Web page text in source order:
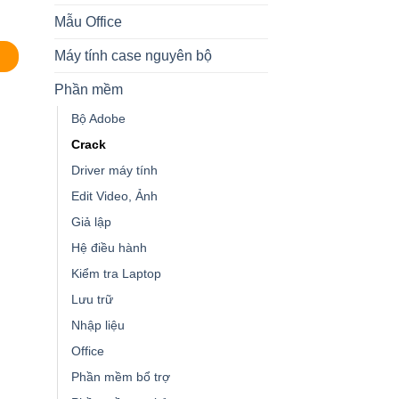
Mẫu Office
Máy tính case nguyên bộ
Phần mềm
Bộ Adobe
Crack
Driver máy tính
Edit Video, Ảnh
Giả lập
Hệ điều hành
Kiểm tra Laptop
Lưu trữ
Nhập liệu
Office
Phần mềm bổ trợ